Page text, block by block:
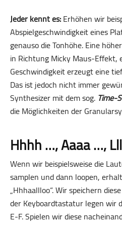
Jeder kennt es:Erhöhen wir
Abspielgeschwindigkeit eines
genauso die Tonhöhe. Eine
in Richtung Micky Maus-Effekt,
Geschwindigkeit erzeugt eine
Das ist jedoch nicht immer
Synthesizer mit dem sog. Time-
die Möglichkeiten der
Hhhh …, Aaaa …,
Wenn wir beispielsweise die
samplen und dann loopen,
„Hhhaallloo“. Wir speichern
der Keyboardtastatur legen wir
E-F. Spielen wir diese